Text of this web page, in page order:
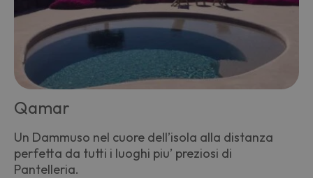
Qamar
Un Dammuso nel cuore dell’isola alla distanza
perfetta da tutti i luoghi piu’ preziosi di
Pantelleria.